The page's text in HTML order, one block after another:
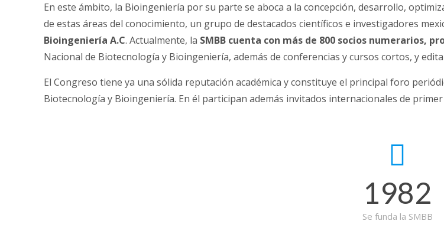
En este ámbito, la Bioingeniería por su parte se aboca a la concepción, desarrollo,
de estas áreas del conocimiento, un grupo de destacados científicos e investigadores
Bioingeniería A.C. Actualmente, la SMBB cuenta con más de 800 socios numerarios,
Nacional de Biotecnología y Bioingeniería, además de conferencias y cursos cortos, y
El Congreso tiene ya una sólida reputación académica y constituye el principal foro
Biotecnología y Bioingeniería. En él participan además invitados internacionales de primer
1982
Se funda la SMBB